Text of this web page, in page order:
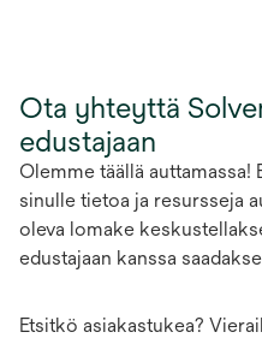
Ota yhteyttä
edustajaan
Olemme täällä
sinulle tietoa ja resursseja
oleva lomake
edustajaan kanssa
Etsitkö asiakastukea?